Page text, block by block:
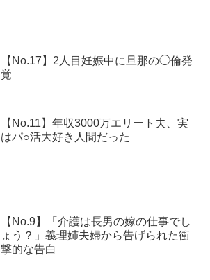
【No.17】2人目妊娠中に旦那の◯倫発
覚
【No.11】年収3000万エリート夫、実
はパ○活大好き人間だった
【No.9】「介護は長男の嫁の仕事でし
ょう？」義理姉夫婦から告げられた衝
撃的な告白